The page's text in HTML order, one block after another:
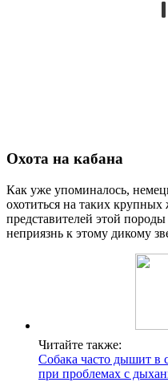
Охота на кабана
Как уже упоминалось,
охотиться на таких
представителей этой
неприязнь к этому дикому
Читайте также:
Собака часто дышит в
при проблемах с